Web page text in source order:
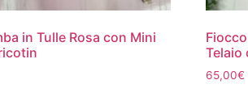
in Tulle Rosa con Mini
Telaio
65,00€